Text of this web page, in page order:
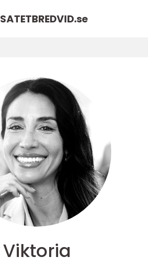
SATETBREDVID.se
Viktoria